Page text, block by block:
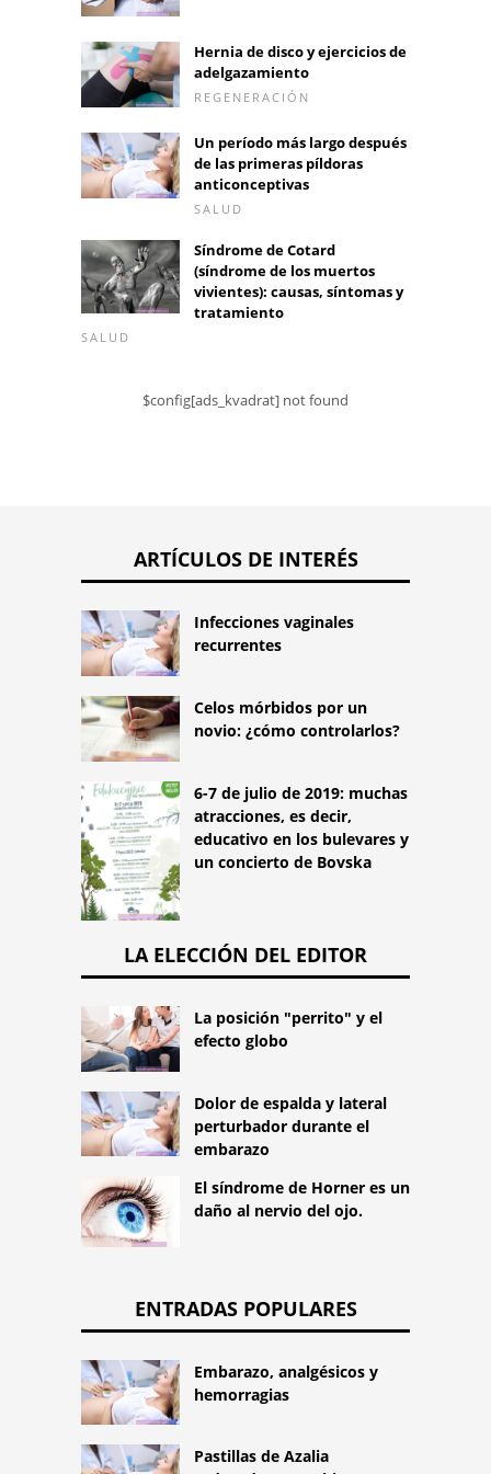
Hernia de disco y ejercicios de
adelgazamiento
REGENERACIÓN
Un período más largo después
de las primeras píldoras
anticonceptivas
SALUD
Síndrome de Cotard
(síndrome de los muertos
vivientes): causas, síntomas y
tratamiento
SALUD
$config[ads_kvadrat] not found
ARTÍCULOS DE INTERÉS
Infecciones vaginales
recurrentes
Celos mórbidos por un
novio: ¿cómo controlarlos?
6-7 de julio de 2019: muchas
atracciones, es decir,
educativo en los bulevares y
un concierto de Bovska
LA ELECCIÓN DEL EDITOR
La posición "perrito" y el
efecto globo
Dolor de espalda y lateral
perturbador durante el
embarazo
El síndrome de Horner es un
daño al nervio del ojo.
ENTRADAS POPULARES
Embarazo, analgésicos y
hemorragias
Pastillas de Azalia